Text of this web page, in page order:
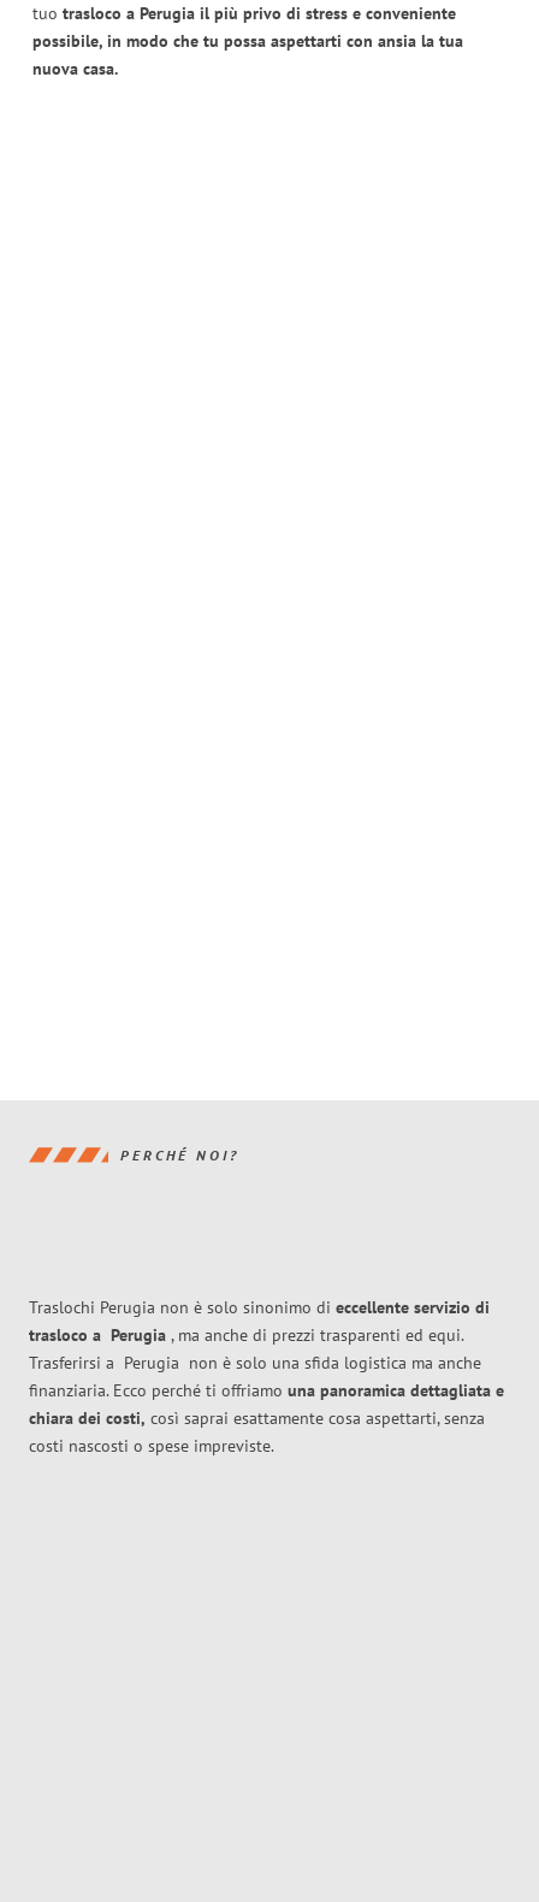
tuo trasloco a Perugia il più privo di stress e conveniente
possibile, in modo che tu possa aspettarti con ansia la tua
nuova casa.
PERCHÉ NOI?
Traslochi Perugia non è solo sinonimo di eccellente servizio di
trasloco a Perugia , ma anche di prezzi trasparenti ed equi.
Trasferirsi a Perugia non è solo una sfida logistica ma anche
finanziaria. Ecco perché ti offriamo una panoramica dettagliata e
chiara dei costi, così saprai esattamente cosa aspettarti, senza
costi nascosti o spese impreviste.